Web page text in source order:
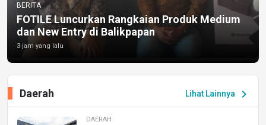
BERITA
FOTILE Luncurkan Rangkaian Produk Medium
dan New Entry di Balikpapan
3 jam yang lalu
Lihat Lainnya chevron_right
Daerah
DAERAH